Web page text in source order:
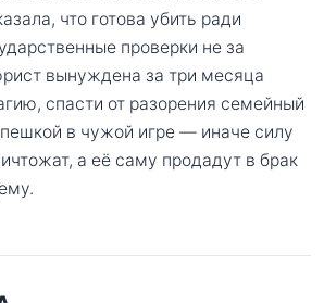
что готова убить ради
проверки не за
вынуждена за три месяца
спасти от разорения семейный
пешкой в чужой игре — иначе силу
а её саму продадут в брак